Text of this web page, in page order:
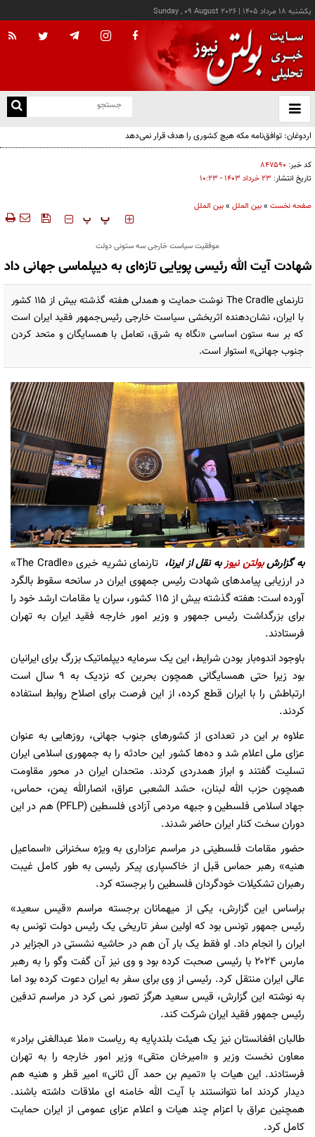
يکشنبه ۱۸ مرداد ۱۴۰۵ |
Sunday , 09 August 2026
باز
و
کد خبر: ۸۴۷۵۹۰
تاریخ انتشار: ۲۳ خرداد ۱۴۰۳ - ۱۰:۲۳
صفحه نخست »بین الملل »بین الملل
‍‍‍ پ پ
موفقیت سیاست خارجی سه ستونی دولت
شهادت آیت الله رئیسی پویایی تازه‌ای به دیپلماسی جهانی داد
تارنمای The Cradle نوشت حمایت و همدلی هفته گذشته بیش از ۱۱۵ کشور
با ایران، نشان‌دهنده اثربخشی سیاست خارجی رئیس‌جمهور فقید ایران است
که بر سه ستون اساسی «نگاه به شرق، تعامل با همسایگان و متحد کردن
جنوب جهانی» استوار است.
به گزارشبولتن نیوزبه نقل از ایرنا،
تارنمای نشریه خبری «The Cradle»
در ارزیابی پیامدهای شهادت رئیس جمهوی ایران در سانحه سقوط بالگرد
آورده است: هفته گذشته بیش از ۱۱۵ کشور، سران یا مقامات ارشد خود را
برای بزرگداشت رئیس جمهور و وزیر امور خارجه فقید ایران به تهران
فرستادند.
باوجود اندوه‌بار بودن شرایط، این یک سرمایه دیپلماتیک بزرگ برای ایرانیان
بود زیرا حتی همسایگانی همچون بحرین که نزدیک به ۹ سال است
ارتباطش را با ایران قطع کرده، از این فرصت برای اصلاح روابط استفاده
کردند.
علاوه بر این در تعدادی از کشورهای جنوب جهانی، روزهایی به عنوان
عزای ملی اعلام شد و ده‌ها کشور این حادثه را به جمهوری اسلامی ایران
تسلیت گفتند و ابراز همدردی کردند. متحدان ایران در محور مقاومت
همچون حزب الله لبنان، حشد الشعبی عراق، انصارالله یمن، حماس،
جهاد اسلامی فلسطین و جبهه مردمی آزادی فلسطین (PFLP) هم در این
دوران سخت کنار ایران حاضر شدند.
حضور مقامات فلسطینی در مراسم عزاداری به ویژه سخنرانی «اسماعیل
هنیه» رهبر حماس قبل از خاکسپاری پیکر رئیسی به طور کامل غیبت
رهبران تشکیلات خودگردان فلسطین را برجسته کرد.
براساس این گزارش، یکی از میهمانان برجسته مراسم «قیس سعید»
رئیس جمهور تونس بود که اولین سفر تاریخی یک رئیس دولت تونس به
ایران را انجام داد. او فقط یک بار آن هم در حاشیه نشستی در الجزایر در
مارس ۲۰۲۴ با رئیسی صحبت کرده بود و وی نیز آن گفت وگو را به رهبر
عالی ایران منتقل کرد. رئیسی از وی برای سفر به ایران دعوت کرده بود اما
به نوشته این گزارش، قیس سعید هرگز تصور نمی کرد در مراسم تدفین
رئیس جمهور فقید ایران شرکت کند.
طالبان افغانستان نیز یک هیئت بلندپایه به ریاست «ملا عبدالغنی برادر»
معاون نخست وزیر و «امیرخان متقی» وزیر امور خارجه را به تهران
فرستادند. این هیات با «تمیم بن حمد آل ثانی» امیر قطر و هنیه هم
دیدار کردند اما نتوانستند با آیت الله خامنه ای ملاقات داشته باشند.
همچنین عراق با اعزام چند هیات و اعلام عزای عمومی از ایران حمایت
کامل کرد.